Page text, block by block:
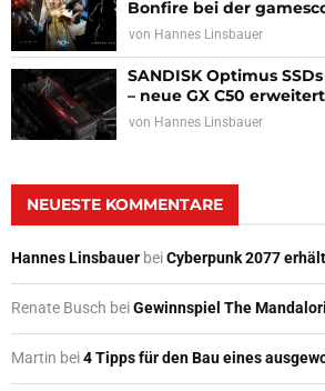
Bonfire bei der
von Hannes Linsbauer
SANDISK Optimus
– neue GX C50
von Hannes Linsbauer
NEUESTE KOMMENTARE
Hannes Linsbauer beiCyberpunk 2077
Renate Busch beiGewinnspiel The
Martin bei4 Tipps für den Bau eines